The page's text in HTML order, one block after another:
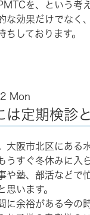
を、という考
な効果だけでなく
ちしております。
Mon
は定期検診
大阪市北区にある
うすぐ冬休みに入
や塾、部活などで
思います。
に余裕がある今の